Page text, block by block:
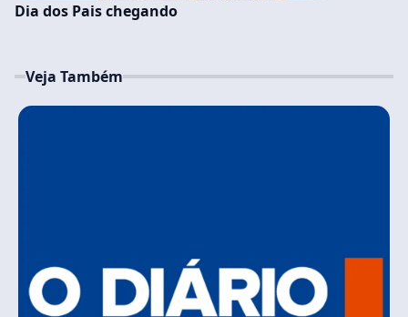
Dia dos Pais chegando
Veja Também